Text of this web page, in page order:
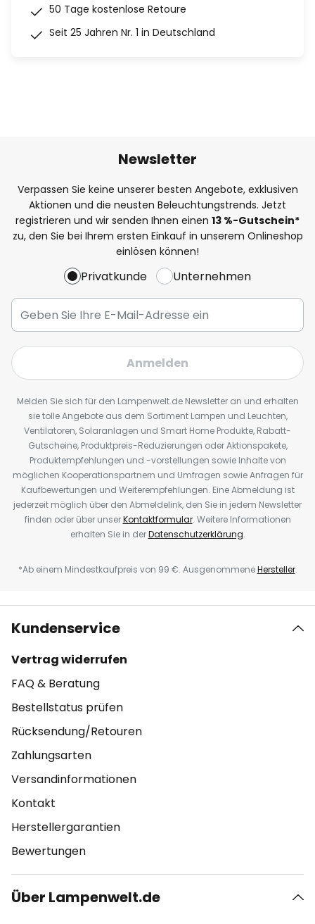
50 Tage kostenlose Retoure
Seit 25 Jahren Nr. 1 in Deutschland
Newsletter
Verpassen Sie keine unserer besten Angebote, exklusiven
Aktionen und die neusten Beleuchtungstrends. Jetzt
registrieren und wir senden Ihnen einen 13 %-Gutschein*
zu, den Sie bei Ihrem ersten Einkauf in unserem Onlineshop
einlösen können!
Privatkunde Unternehmen
Anmelden
Melden Sie sich für den Lampenwelt.de Newsletter an und erhalten
sie tolle Angebote aus dem Sortiment Lampen und Leuchten,
Ventilatoren, Solaranlagen und Smart Home Produkte, Rabatt-
Gutscheine, Produktpreis-Reduzierungen oder Aktionspakete,
Produktempfehlungen und -vorstellungen sowie Inhalte von
möglichen Kooperationspartnern und Umfragen sowie Anfragen für
Kaufbewertungen und Weiterempfehlungen. Eine Abmeldung ist
jederzeit möglich über den Abmeldelink, den Sie in jedem Newsletter
finden oder über unserKontaktformular. Weitere Informationen
erhalten Sie in derDatenschutzerklärung.
*Ab einem Mindestkaufpreis von 99 €. AusgenommeneHersteller.
Kundenservice
Vertrag widerrufen
FAQ & Beratung
Bestellstatus prüfen
Rücksendung/Retouren
Zahlungsarten
Versandinformationen
Kontakt
Herstellergarantien
Bewertungen
Über Lampenwelt.de